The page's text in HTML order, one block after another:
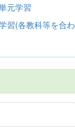
元学習
習(各教科等を合わ